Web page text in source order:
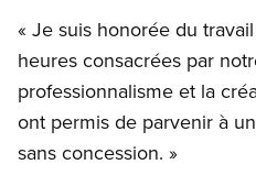
« Je suis honorée du
heures consacrées par
professionnalisme et la
ont permis de parvenir à
sans concession. »